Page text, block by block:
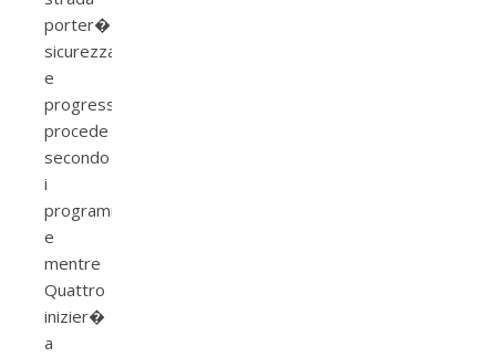
porter�
sicurezza
e
progresso
procede
secondo
i
programmi
e
mentre
Quattro
inizier�
a